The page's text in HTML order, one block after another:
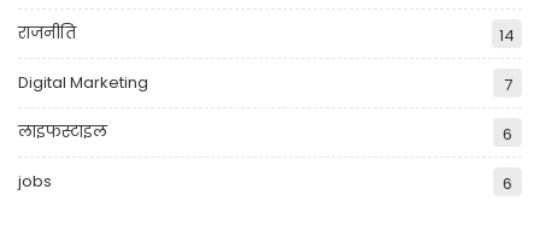
राजनीति 14
Digital Marketing 7
लाइफस्टाइल 6
jobs 6